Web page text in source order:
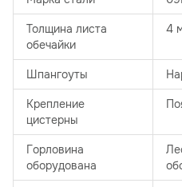
Толщина листа
обечайки
4
Шпангоуты
Крепление
цистерны
Горловина
оборудована